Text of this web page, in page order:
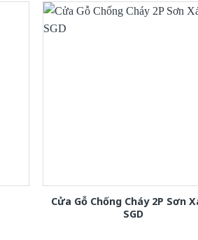
Cửa Gỗ Chống Cháy 2P Sơn
SGD